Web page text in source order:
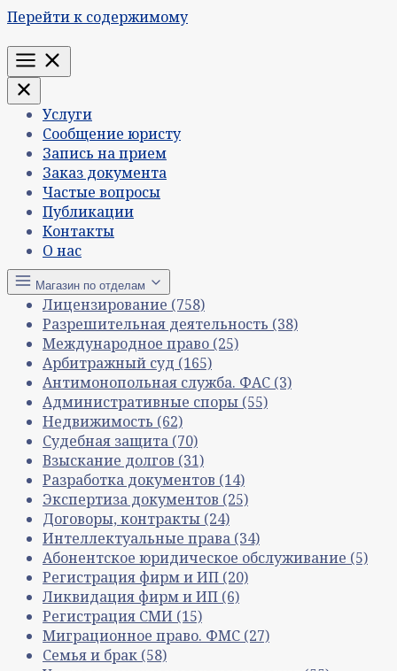
Перейти к содержимому
Меню
Услуги
Сообщение юристу
Запись на прием
Заказ документа
Частые вопросы
Публикации
Контакты
О нас
Магазин по отделам
Лицензирование (758)
Разрешительная деятельность (38)
Международное право (25)
Арбитражный суд (165)
Антимонопольная служба. ФАС (3)
Административные споры (55)
Недвижимость (62)
Судебная защита (70)
Взыскание долгов (31)
Разработка документов (14)
Экспертиза документов (25)
Договоры, контракты (24)
Интеллектуальные права (34)
Абонентское юридическое обслуживание (5)
Регистрация фирм и ИП (20)
Ликвидация фирм и ИП (6)
Регистрация СМИ (15)
Миграционное право. ФМС (27)
Семья и брак (58)